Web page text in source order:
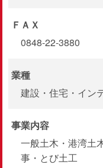
ＦＡＸ
0848-22-3880
業種
建設・住宅・イン
事業内容
一般土木・港湾土
事・とび土工